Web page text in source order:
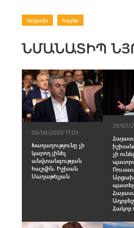
Արցախ հայեր
ՆՄԱՆԱՏԻՊ
08/08/2026 17:03
Խաղաղությունը չի
կարող լինել
անվտանգության
հաշվին․ Իշխան
Սաղաթելյան
29/07/
չի
Հակոբ